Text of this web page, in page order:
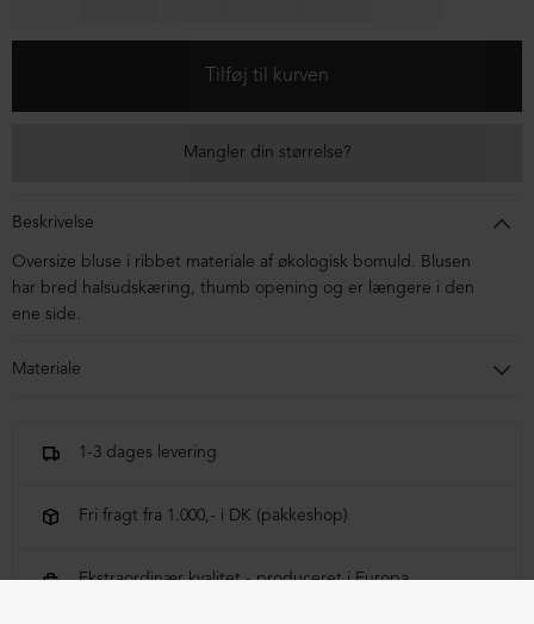
Mangler din størrelse?
Beskrivelse
Oversize bluse i ribbet materiale af økologisk bomuld. Blusen
har bred halsudskæring, thumb opening og er længere i den
ene side.
Materiale
1-3 dages levering
Fri fragt fra 1.000,- i DK (pakkeshop)
Ekstraordinær kvalitet - produceret i Europa